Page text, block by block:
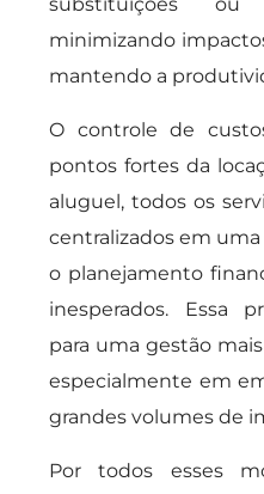
minimizando
mantendo a
O controle de
pontos fortes da
aluguel, todos os
centralizados em
o planejamento
inesperados. Essa
para uma gestão
especialmente em
grandes volumes de
Por todos esses